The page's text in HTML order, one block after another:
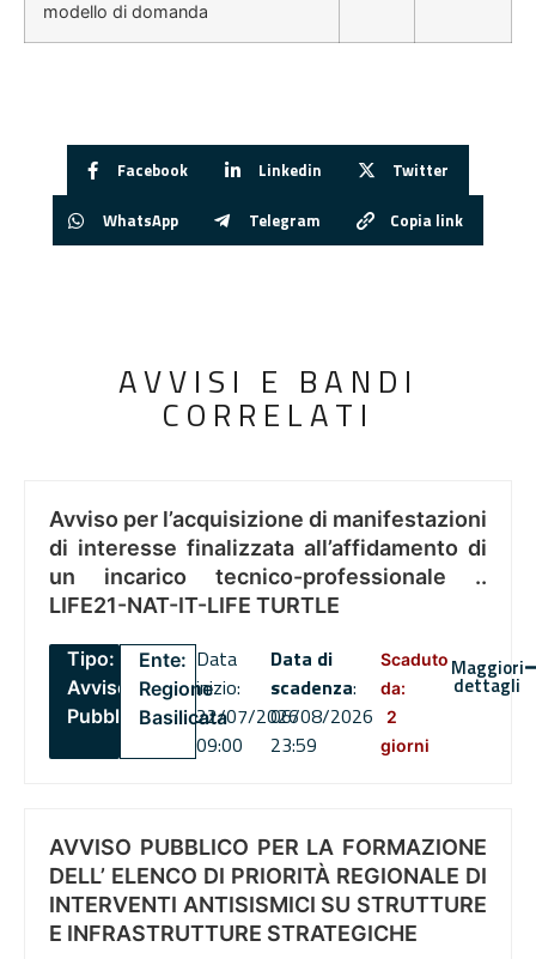
modello di domanda
Facebook Linkedin Twitter
WhatsApp Telegram Copia link
AVVISI E BANDI
CORRELATI
Avviso per l’acquisizione di manifestazioni
di interesse finalizzata all’affidamento di
un incarico tecnico-professionale ..
LIFE21-NAT-IT-LIFE TURTLE
Tipo:
Avviso
Pubblico
Ente:
Regione
Basilicata
Data
inizio:
22/07/2026
09:00
Data di
scadenza:
06/08/2026
23:59
Scaduto
da:
2
giorni
Maggiori
dettagli
AVVISO PUBBLICO PER LA FORMAZIONE
DELL’ ELENCO DI PRIORITÀ REGIONALE DI
INTERVENTI ANTISISMICI SU STRUTTURE
E INFRASTRUTTURE STRATEGICHE